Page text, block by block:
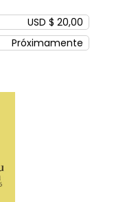
USD $ 20,00
Próximamente